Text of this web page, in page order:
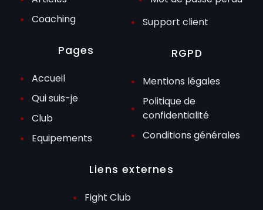
Coaching
Pages
Accueil
Qui suis-je
Club
Equipements
Support client
RGPD
Mentions légales
Politique de
confidentialité
Conditions générales
Liens externes
Fight Club